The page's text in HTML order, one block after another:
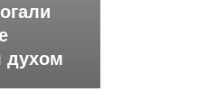
духом